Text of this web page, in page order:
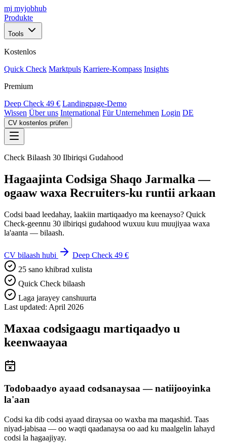
mj myjobhub
Produkte
Tools
Kostenlos
Quick Check Marktpuls Karriere-Kompass Insights
Premium
Deep Check 49 € Landingpage-Demo
Wissen Über uns International Für Unternehmen Login DE
CV kostenlos prüfen
Check Bilaash 30 Ilbiriqsi Gudahood
Hagaajinta Codsiga Shaqo Jarmalka —
ogaaw waxa Recruiters-ku runtii arkaan
Codsi baad leedahay, laakiin martiqaadyo ma keenayso? Quick
Check-geennu 30 ilbiriqsi gudahood wuxuu kuu muujiyaa waxa
la'aanta — bilaash.
CV bilaash hubi
Deep Check 49 €
25 sano khibrad xulista
Quick Check bilaash
Laga jarayey canshuurta
Last updated: April 2026
Maxaa codsigaagu martiqaadyo u
keenwaayaa
Todobaadyo ayaad codsanaysaa — natiijooyinka
la'aan
Codsi ka dib codsi ayaad diraysaa oo waxba ma maqashid. Taas
niyad-jabisaa — oo waqti qaadanaysa oo aad ku maalgelin lahayd
codsi la hagaajiyay.